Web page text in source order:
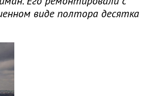
виде полтора десятка